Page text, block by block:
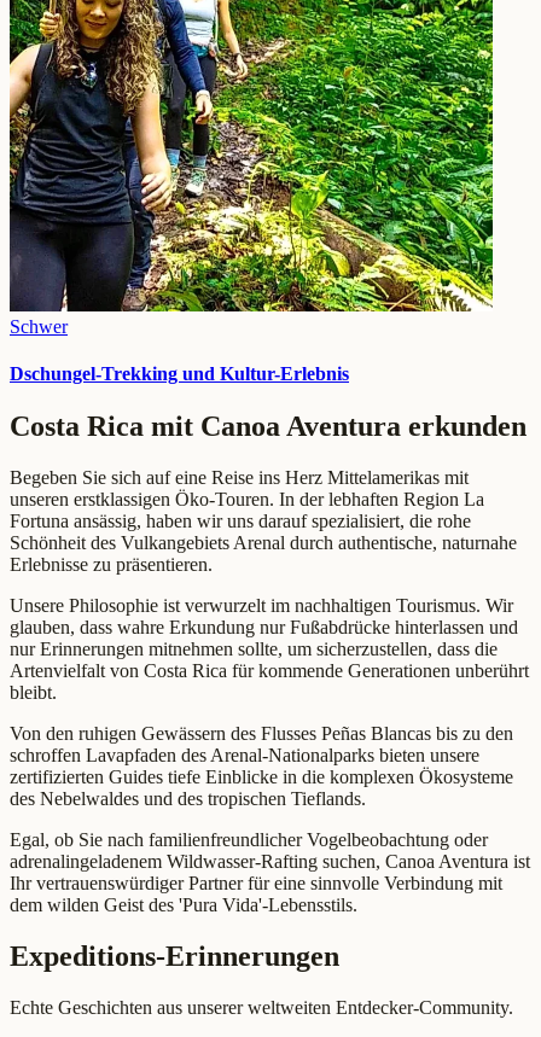
Schwer
Dschungel-Trekking und Kultur-Erlebnis
Costa Rica mit Canoa Aventura erkunden
Begeben Sie sich auf eine Reise ins Herz Mittelamerikas mit
unseren erstklassigen Öko-Touren. In der lebhaften Region La
Fortuna ansässig, haben wir uns darauf spezialisiert, die rohe
Schönheit des Vulkangebiets Arenal durch authentische, naturnahe
Erlebnisse zu präsentieren.
Unsere Philosophie ist verwurzelt im nachhaltigen Tourismus. Wir
glauben, dass wahre Erkundung nur Fußabdrücke hinterlassen und
nur Erinnerungen mitnehmen sollte, um sicherzustellen, dass die
Artenvielfalt von Costa Rica für kommende Generationen unberührt
bleibt.
Von den ruhigen Gewässern des Flusses Peñas Blancas bis zu den
schroffen Lavapfaden des Arenal-Nationalparks bieten unsere
zertifizierten Guides tiefe Einblicke in die komplexen Ökosysteme
des Nebelwaldes und des tropischen Tieflands.
Egal, ob Sie nach familienfreundlicher Vogelbeobachtung oder
adrenalingeladenem Wildwasser-Rafting suchen, Canoa Aventura ist
Ihr vertrauenswürdiger Partner für eine sinnvolle Verbindung mit
dem wilden Geist des 'Pura Vida'-Lebensstils.
Expeditions-Erinnerungen
Echte Geschichten aus unserer weltweiten Entdecker-Community.